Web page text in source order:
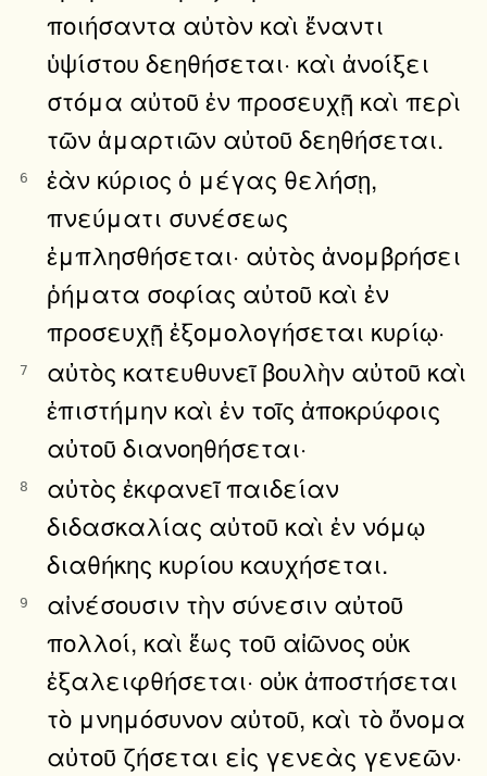
ποιήσαντα αὐτὸν καὶ ἔναντι
ὑψίστου δεηθήσεται· καὶ ἀνοίξει
στόμα αὐτοῦ ἐν προσευχῇ καὶ περὶ
τῶν ἁμαρτιῶν αὐτοῦ δεηθήσεται.
6
ἐὰν κύριος ὁ μέγας θελήσῃ,
πνεύματι συνέσεως
ἐμπλησθήσεται· αὐτὸς ἀνομβρήσει
ῥήματα σοφίας αὐτοῦ καὶ ἐν
προσευχῇ ἐξομολογήσεται κυρίῳ·
7
αὐτὸς κατευθυνεῖ βουλὴν αὐτοῦ καὶ
ἐπιστήμην καὶ ἐν τοῖς ἀποκρύφοις
αὐτοῦ διανοηθήσεται·
8
αὐτὸς ἐκφανεῖ παιδείαν
διδασκαλίας αὐτοῦ καὶ ἐν νόμῳ
διαθήκης κυρίου καυχήσεται.
9
αἰνέσουσιν τὴν σύνεσιν αὐτοῦ
πολλοί, καὶ ἕως τοῦ αἰῶνος οὐκ
ἐξαλειφθήσεται· οὐκ ἀποστήσεται
τὸ μνημόσυνον αὐτοῦ, καὶ τὸ ὄνομα
αὐτοῦ ζήσεται εἰς γενεὰς γενεῶν·